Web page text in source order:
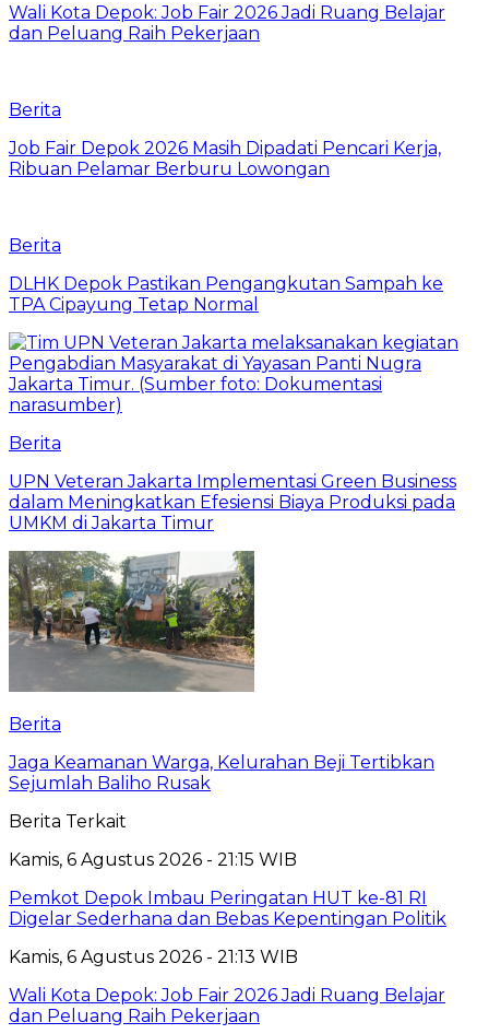
Wali Kota Depok: Job Fair 2026 Jadi Ruang Belajar
dan Peluang Raih Pekerjaan
Berita
Job Fair Depok 2026 Masih Dipadati Pencari Kerja,
Ribuan Pelamar Berburu Lowongan
Berita
DLHK Depok Pastikan Pengangkutan Sampah ke
TPA Cipayung Tetap Normal
Berita
UPN Veteran Jakarta Implementasi Green Business
dalam Meningkatkan Efesiensi Biaya Produksi pada
UMKM di Jakarta Timur
Berita
Jaga Keamanan Warga, Kelurahan Beji Tertibkan
Sejumlah Baliho Rusak
Berita Terkait
Kamis, 6 Agustus 2026 - 21:15 WIB
Pemkot Depok Imbau Peringatan HUT ke-81 RI
Digelar Sederhana dan Bebas Kepentingan Politik
Kamis, 6 Agustus 2026 - 21:13 WIB
Wali Kota Depok: Job Fair 2026 Jadi Ruang Belajar
dan Peluang Raih Pekerjaan